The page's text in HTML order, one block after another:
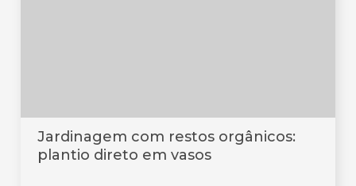
Jardinagem com restos orgânicos:
plantio direto em vasos